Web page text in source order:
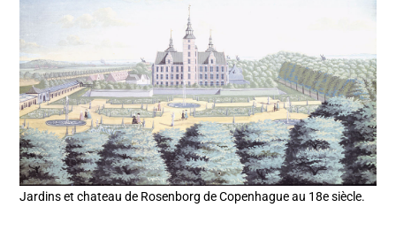
Jardins et chateau de Rosenborg de Copenhague au 18e siècle.